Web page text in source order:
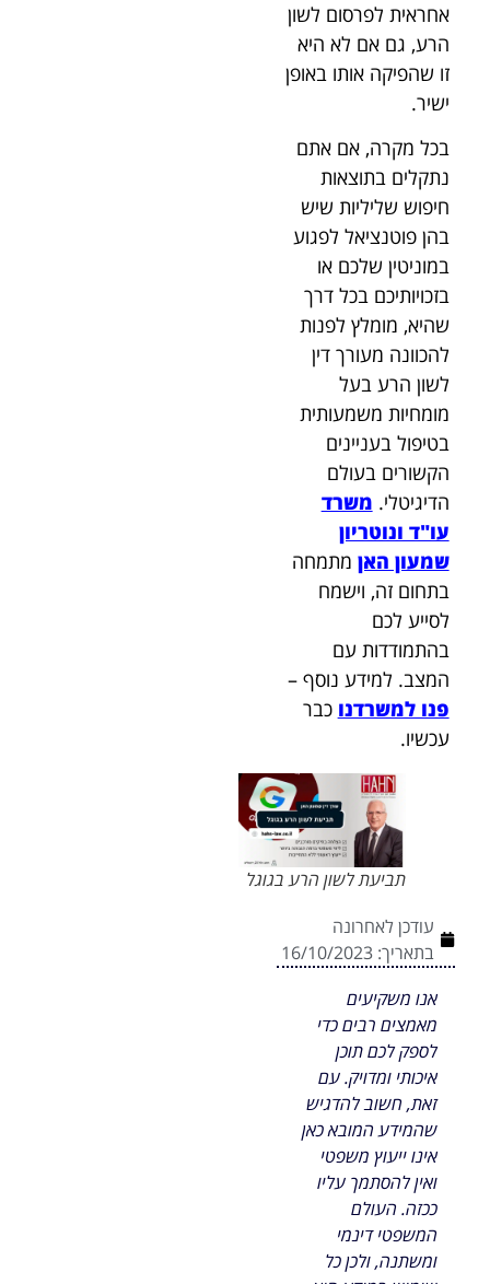
אחראית לפרסום לשון
הרע, גם אם לא היא
זו שהפיקה אותו באופן
ישיר.
בכל מקרה, אם אתם
נתקלים בתוצאות
חיפוש שליליות שיש
בהן פוטנציאל לפגוע
במוניטין שלכם או
בזכויותיכם בכל דרך
שהיא, מומלץ לפנות
להכוונה מעורך דין
לשון הרע בעל
מומחיות משמעותית
בטיפול בעניינים
הקשורים בעולם
הדיגיטלי. משרד
עו"ד ונוטריון
שמעון האן מתמחה
בתחום זה, וישמח
לסייע לכם
בהתמודדות עם
המצב. למידע נוסף –
פנו למשרדנו כבר
עכשיו.
תביעת לשון הרע בגוגל
עודכן לאחרונה
בתאריך: 16/10/2023
אנו משקיעים
מאמצים רבים כדי
לספק לכם תוכן
איכותי ומדויק. עם
זאת, חשוב להדגיש
שהמידע המובא כאן
אינו ייעוץ משפטי
ואין להסתמך עליו
ככזה. העולם
המשפטי דינמי
ומשתנה, ולכן כל